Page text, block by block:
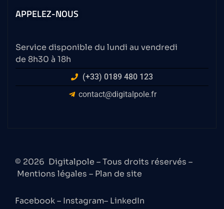
APPELEZ-NOUS
Service disponible du lundi au vendredi
de 8h30 à 18h
(+33) 0189 480 123
contact@digitalpole.fr
© 2026 Digitalpole – Tous droits réservés –
Mentions légales – Plan de site
Facebook– Instagram– LinkedIn